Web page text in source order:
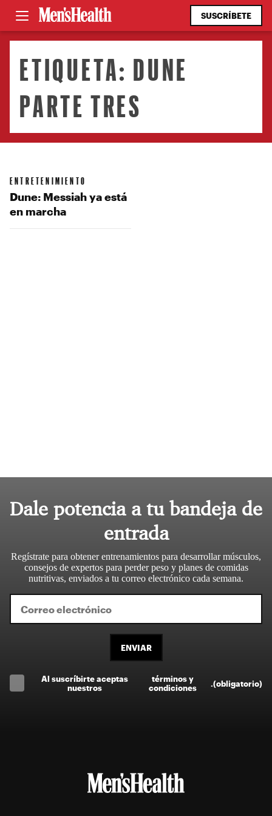
SUSCRÍBETE
ETIQUETA: DUNE
PARTE TRES
ENTRETENIMIENTO
Dune: Messiah ya está
en marcha
Dale potencia a tu bandeja de
entrada
Regístrate para obtener entrenamientos para desarrollar músculos,
consejos de expertos para perder peso y planes de comidas
nutritivas, enviados a tu correo electrónico cada semana.
ENVIAR
Al suscríbirte aceptas
nuestros
términos y
condiciones
(obligatorio)